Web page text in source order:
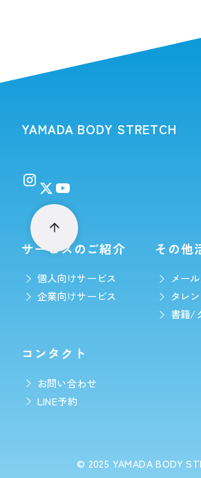
YAMADA BODY STRETCH
サービスのご紹介
個人向けサービス
企業向けサービス
その他
メー
タレ
書籍/
コンタクト
お問い合わせ
LINE予約
© 2025 YAMADA BODY